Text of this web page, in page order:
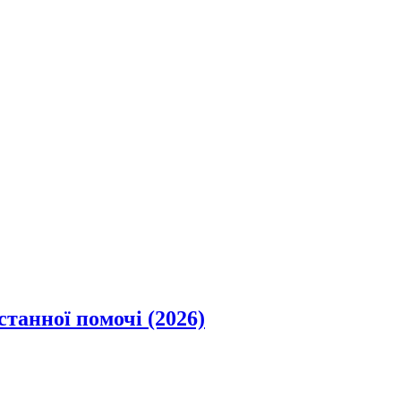
помочі (2026)